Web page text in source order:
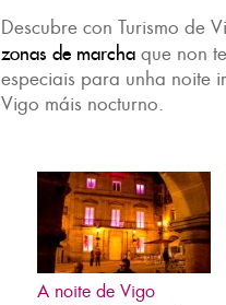
Descubre con Turismo de
zonas de marcha que non
especiais para unha noite
Vigo máis nocturno.
A noite de Vigo